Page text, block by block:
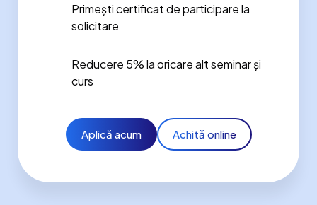
Primești certificat de participare la
solicitare
Reducere 5% la oricare alt seminar și
curs
Aplică acum Achită online